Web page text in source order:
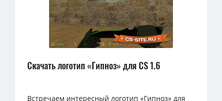
Скачать логотип «Гипноз» для CS 1.6
Встречаем интересный логотип «Гипноз» для